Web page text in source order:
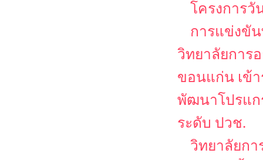
โครงการวั
การแข่งขั
วิทยาลัยการ
ขอนแก่น เข้
พัฒนาโปรแก
ระดับ ปวช.
วิทยาลัยกา